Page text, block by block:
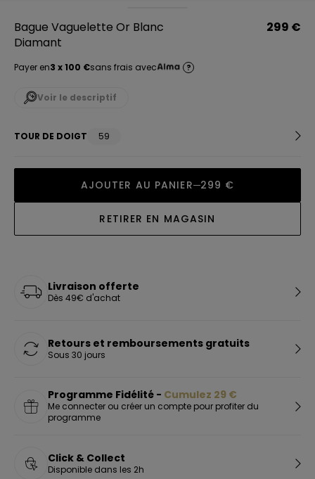
Bague Vaguelette Or Blanc
Diamant
299 €
Payer en3 x 100 €sans frais avec ?
Voir le descriptif
TOUR DE DOIGT 59
AJOUTER AU PANIER 299 €
RETIRER EN MAGASIN
Livraison offerte
Dès 49€ d'achat
Retours et remboursements gratuits
Sous 30 jours
Programme Fidélité - Cumulez 29 €
Me connecter ou créer un compte pour profiter du
programme
Click & Collect
Disponible dans les 2h